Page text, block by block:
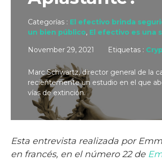
Categorías : El efectivo brinda
un bien público, El efectivo es una
November 29, 2021
Etiquetas :
Marc Schwartz, director general de la
recientemente un estudio en el que
vías de extinción.
Esta entrevista realizada por
en francés, en el número 22 de